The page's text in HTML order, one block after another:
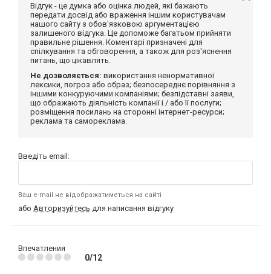
Відгук - це думка або оцінка людей, які бажають
передати досвід або враження іншим користувачам
нашого сайту з обов'язковою аргументацією
залишеного відгука. Це допоможе багатьом прийняти
правильне рішення. Коментарі призначені для
спілкування та обговорення, а також для роз'яснення
питань, що цікавлять.
Не дозволяється: використання ненормативної
лексики, погроз або образ; безпосереднє порівняння з
іншими конкуруючими компаніями; безпідставні заяви,
що ображають діяльність компанії і / або її послуги;
розміщення посилань на сторонні інтернет-ресурси;
реклама та самореклама.
Введіть email:
Ваш e-mail не відображатиметься на сайті
або Авторизуйтесь для написання відгуку
Впечатления
0/12